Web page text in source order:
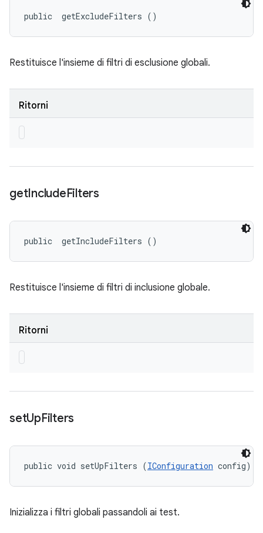
public getExcludeFilters ()
Restituisce l'insieme di filtri di esclusione globali.
Ritorni
getIncludeFilters
public getIncludeFilters ()
Restituisce l'insieme di filtri di inclusione globale.
Ritorni
setUpFilters
public void setUpFilters (IConfiguration config)
Inizializza i filtri globali passandoli ai test.